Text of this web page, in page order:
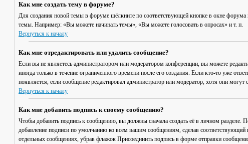
Как мне создать тему в форуме?
Для создания новой темы в форуме щёлкните по соответствующей кнопке в окне
темы. Например: «Вы можете начинать темы», «Вы можете голосовать в опросах» и т. п.
Вернуться к началу
Как мне отредактировать или удалить сообщение?
Если вы не являетесь администратором или модератором конференции, вы можете
иногда только в течение ограниченного времени после его создания. Если кто-то уже
появляется, если сообщение редактировал администратор или модератор, хотя они
Вернуться к началу
Как мне добавить подпись к своему сообщению?
Чтобы добавить подпись к сообщению, вы должны сначала создать её в личном разделе.
добавление подписи по умолчанию ко всем вашим сообщениям, сделав
отдельных сообщениях, убрав флажок Присоединить подпись в форме отправки